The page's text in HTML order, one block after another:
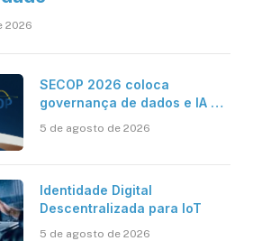
2026
SECOP 2026 coloca
governança de dados e IA no
5 de agosto de 2026
Identidade Digital
Descentralizada para IoT
5 de agosto de 2026